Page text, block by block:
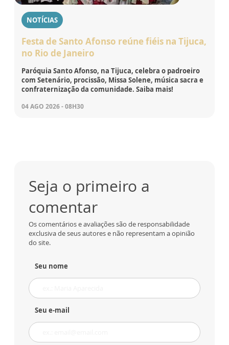
NOTÍCIAS
Festa de Santo Afonso reúne fiéis na Tijuca,
no Rio de Janeiro
Paróquia Santo Afonso, na Tijuca, celebra o padroeiro
com Setenário, procissão, Missa Solene, música sacra e
confraternização da comunidade. Saiba mais!
04 AGO 2026 - 08H30
Seja o primeiro a
comentar
Os comentários e avaliações são de responsabilidade
exclusiva de seus autores e não representam a opinião
do site.
Seu nome
Seu e-mail